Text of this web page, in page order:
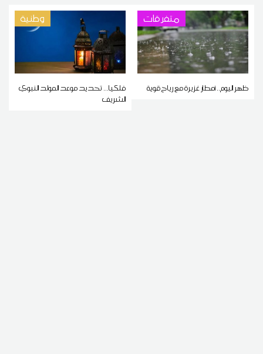
متفرقات
ظهر اليوم.. أمطار غزيرة مع رياح قوية
وطنية
فلكيا... تحديد موعد المولد النبوي
الشريف